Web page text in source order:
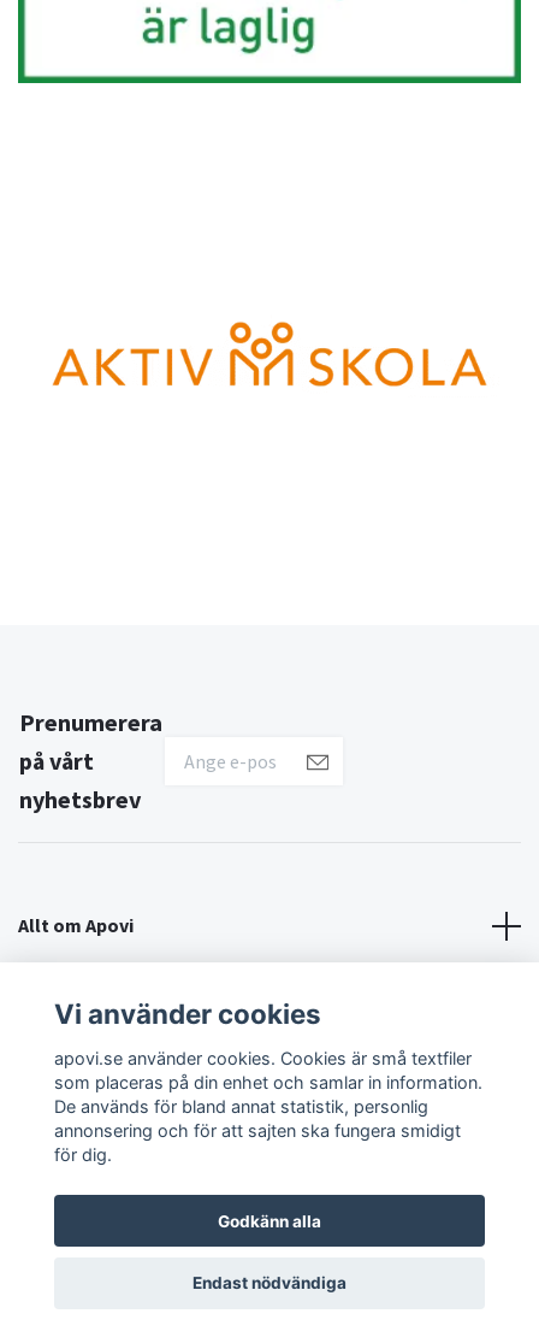
Prenumerera
på vårt
nyhetsbrev
Allt om Apovi
Sociala medier
© 2026 Apovi
Vi använder cookies
apovi.se använder cookies. Cookies är små textfiler
som placeras på din enhet och samlar in information.
De används för bland annat statistik, personlig
annonsering och för att sajten ska fungera smidigt
för dig.
Godkänn alla
Endast nödvändiga